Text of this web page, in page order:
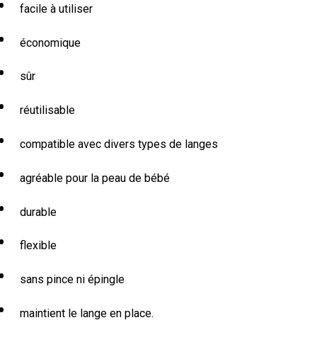
facile à utiliser
économique
sûr
réutilisable
compatible avec divers types de langes
agréable pour la peau de bébé
durable
flexible
sans pince ni épingle
maintient le lange en place.